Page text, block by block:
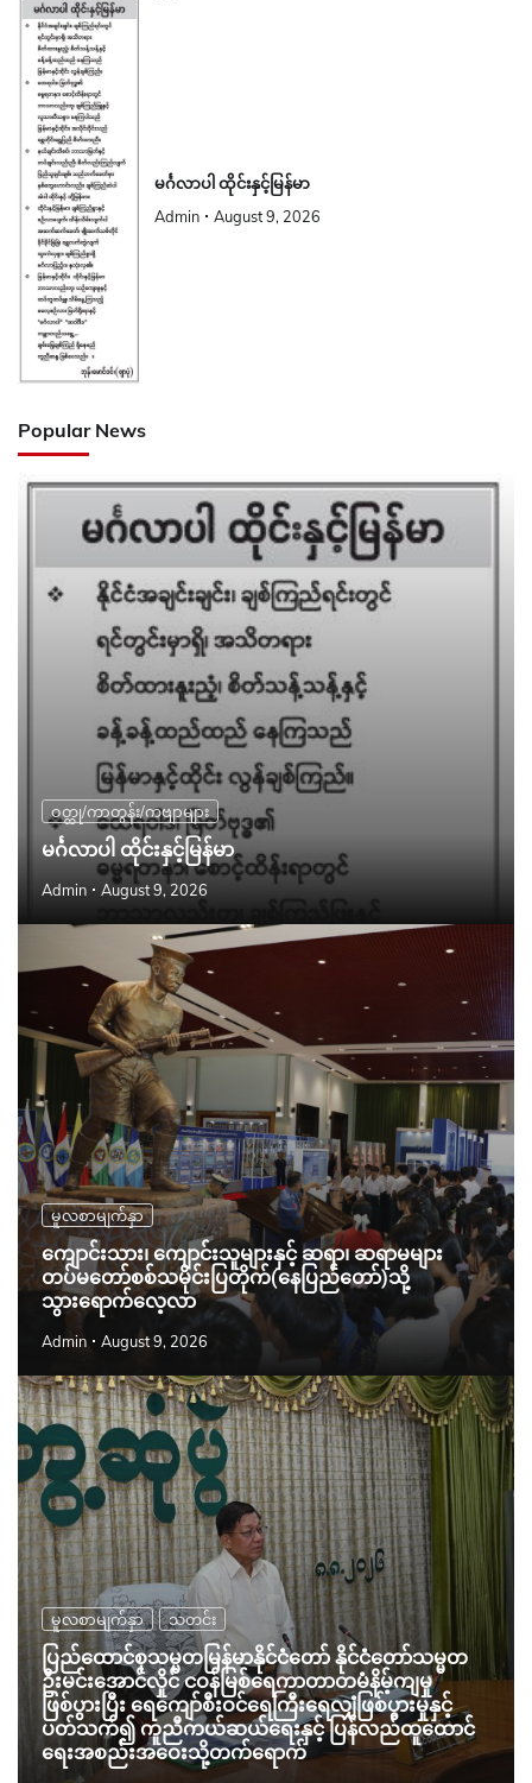
မင်္ဂလာပါ ထိုင်းနှင့်မြန်မာ
Admin August 9, 2026
Popular News
ဝတ္ထု/ကာတွန်း/ကဗျာများ
မင်္ဂလာပါ ထိုင်းနှင့်မြန်မာ
Admin August 9, 2026
မူလစာမျက်နှာ
ကျောင်းသား၊ ကျောင်းသူများနှင့် ဆရာ၊ ဆရာမများ
တပ်မတော်စစ်သမိုင်းပြတိုက်(နေပြည်တော်)သို့
သွားရောက်လေ့လာ
Admin August 9, 2026
မူလစာမျက်နှာ သတင်း
ပြည်ထောင်စုသမ္မတမြန်မာနိုင်ငံတော် နိုင်ငံတော်သမ္မတ
ဦးမင်းအောင်လှိုင် ငဝန်မြစ်ရေကာတာတမံနိမ့်ကျမှု
ဖြစ်ပွားပြီး ရေကျော်စီးဝင်ရေကြီးရေလျှံဖြစ်ပွားမှုနှင့်
ပတ်သက်၍ ကူညီကယ်ဆယ်ရေးနှင့် ပြန်လည်ထူထောင်
ရေးအစည်းအဝေးသို့တက်ရောက်